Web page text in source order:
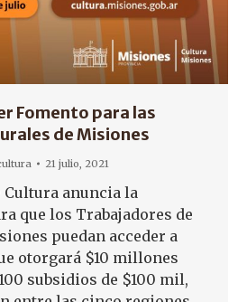
Fomento para las
de Misiones
21 julio, 2021
anuncia la
que los Trabajadores de
puedan acceder a
otorgará $10 millones
subsidios de $100 mil,